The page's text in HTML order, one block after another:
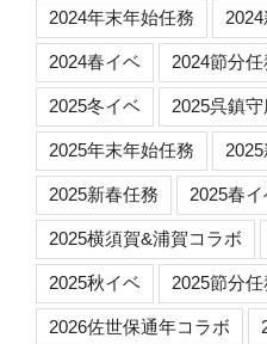
2024年末年始任務
2024春イベ 2024節分任
2025冬イベ 2025呉鎮守
2025年末年始任務
2025新春任務 2025春
2025横須賀&浦賀コラボ
2025秋イベ 2025節分任
2026佐世保通年コラボ